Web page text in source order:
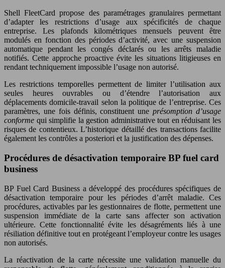
Shell FleetCard propose des paramétrages granulaires permettant
d’adapter les restrictions d’usage aux spécificités de chaque
entreprise. Les plafonds kilométriques mensuels peuvent être
modulés en fonction des périodes d’activité, avec une suspension
automatique pendant les congés déclarés ou les arrêts maladie
notifiés. Cette approche proactive évite les situations litigieuses en
rendant techniquement impossible l’usage non autorisé.
Les restrictions temporelles permettent de limiter l’utilisation aux
seules heures ouvrables ou d’étendre l’autorisation aux
déplacements domicile-travail selon la politique de l’entreprise. Ces
paramètres, une fois définis, constituent uneprésomption d’usage
conforme qui simplifie la gestion administrative tout en réduisant les
risques de contentieux. L’historique détaillé des transactions facilite
également les contrôles a posteriori et la justification des dépenses.
Procédures de désactivation temporaire BP fuel card
business
BP Fuel Card Business a développé des procédures spécifiques de
désactivation temporaire pour les périodes d’arrêt maladie. Ces
procédures, activables par les gestionnaires de flotte, permettent une
suspension immédiate de la carte sans affecter son activation
ultérieure. Cette fonctionnalité évite les désagréments liés à une
résiliation définitive tout en protégeant l’employeur contre les usages
non autorisés.
La réactivation de la carte nécessite une validation manuelle du